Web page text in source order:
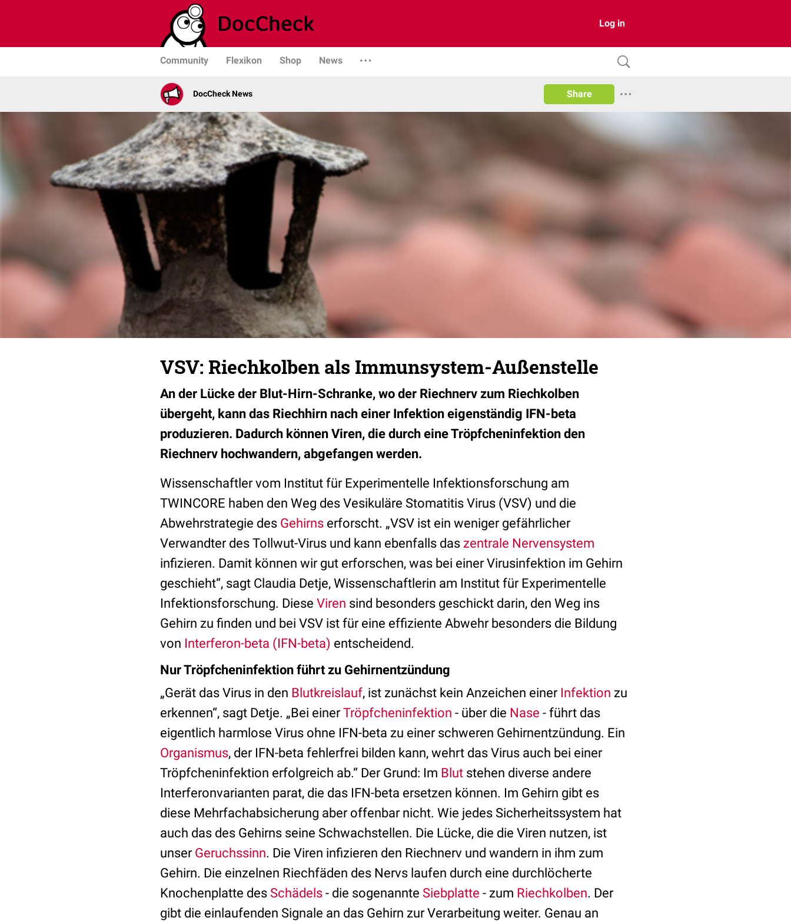
Log in
Community Flexikon Shop News
DocCheck News Share
VSV: Riechkolben als Immunsystem-Außenstelle
An der Lücke der Blut-Hirn-Schranke, wo der Riechnerv zum Riechkolben
übergeht, kann das Riechhirn nach einer Infektion eigenständig IFN-beta
produzieren. Dadurch können Viren, die durch eine Tröpfcheninfektion den
Riechnerv hochwandern, abgefangen werden.
Wissenschaftler vom Institut für Experimentelle Infektionsforschung am
TWINCORE haben den Weg des Vesikuläre Stomatitis Virus (VSV) und die
Abwehrstrategie des Gehirns erforscht. „VSV ist ein weniger gefährlicher
Verwandter des Tollwut-Virus und kann ebenfalls das zentrale Nervensystem
infizieren. Damit können wir gut erforschen, was bei einer Virusinfektion im Gehirn
geschieht“, sagt Claudia Detje, Wissenschaftlerin am Institut für Experimentelle
Infektionsforschung. Diese Viren sind besonders geschickt darin, den Weg ins
Gehirn zu finden und bei VSV ist für eine effiziente Abwehr besonders die Bildung
von Interferon-beta (IFN-beta) entscheidend.
Nur Tröpfcheninfektion führt zu Gehirnentzündung
„Gerät das Virus in den Blutkreislauf, ist zunächst kein Anzeichen einer Infektion zu
erkennen“, sagt Detje. „Bei einerTröpfcheninfektion - über die Nase - führt das
eigentlich harmlose Virus ohne IFN-beta zu einer schweren Gehirnentzündung. Ein
Organismus, der IFN-beta fehlerfrei bilden kann, wehrt das Virus auch bei einer
Tröpfcheninfektion erfolgreich ab.“ Der Grund: Im Blut stehen diverse andere
Interferonvarianten parat, die das IFN-beta ersetzen können. Im Gehirn gibt es
diese Mehrfachabsicherung aber offenbar nicht. Wie jedes Sicherheitssystem hat
auch das des Gehirns seine Schwachstellen. Die Lücke, die die Viren nutzen, ist
unser Geruchssinn. Die Viren infizieren den Riechnerv und wandern in ihm zum
Gehirn. Die einzelnen Riechfäden des Nervs laufen durch eine durchlöcherte
Knochenplatte des Schädels - die sogenannte Siebplatte - zum Riechkolben. Der
gibt die einlaufenden Signale an das Gehirn zur Verarbeitung weiter. Genau an